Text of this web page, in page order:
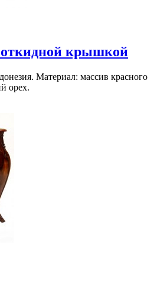
откидной крышкой
Материал: массив красного
орех.